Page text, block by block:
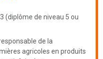
(diplôme de niveau 5 ou
de la
agricoles en produits